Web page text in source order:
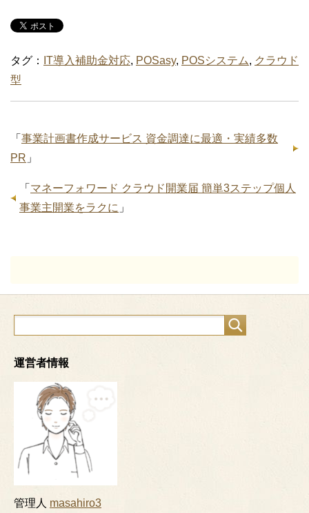
タグ： IT導入補助金対応, POSasy, POSシステム, クラウド
型
「 事業計画書作成サービス 資金調達に最適・実績多数
PR 」
「 マネーフォワード クラウド開業届 簡単3ステップ個人
事業主開業をラクに 」
運営者情報
管理人 masahiro3